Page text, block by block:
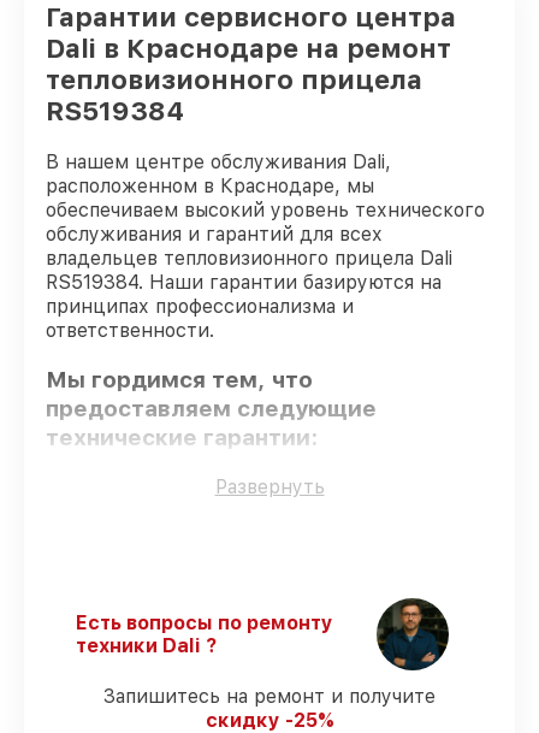
Гарантии сервисного центра
Dali в Краснодаре на ремонт
тепловизионного прицела
RS519384
В нашем центре обслуживания Dali,
расположенном в Краснодаре, мы
обеспечиваем высокий уровень технического
обслуживания и гарантий для всех
владельцев тепловизионного прицела Dali
RS519384. Наши гарантии базируются на
принципах профессионализма и
ответственности.
Мы гордимся тем, что
предоставляем следующие
технические гарантии:
мастера проходят строгий отбор и
регулярное обучение.
Соблюдение сроков починки–
восстановление тепловизионного
прицела RS519384 выполняется строго в
оговоренные сроки.
Развернуть
Есть вопросы по ремонту
техники Dali ?
Запишитесь на ремонт и получите
скидку -25%